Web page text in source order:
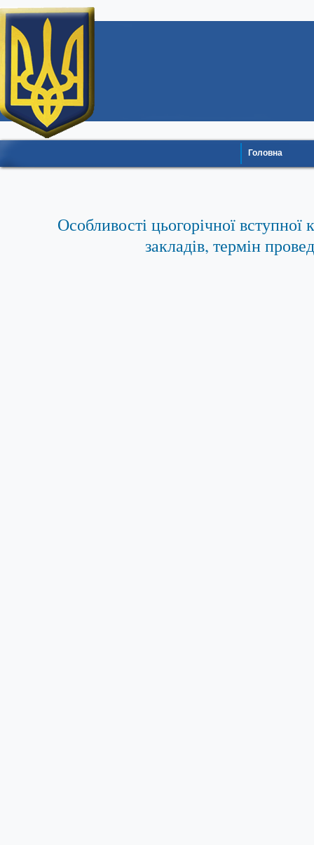
Головна
Особливості цьогорічної
закладів, термін